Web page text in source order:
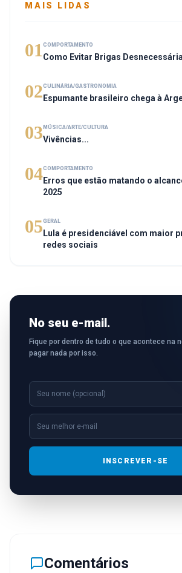
MAIS LIDAS
01 COMPORTAMENTO
Como Evitar Brigas
02CULINÁRIA/GASTRONOMIA
Espumante brasileiro chega à
03 MÚSICA/ARTE/CULTURA
Vivências...
04COMPORTAMENTO
Erros que estão matando o
2025
05GERAL
Lula é presidenciável com maior
redes sociais
No seu e-mail.
Fique por dentro de tudo o que acontece na
pagar nada por isso.
INSCREVER-SE
Comentários